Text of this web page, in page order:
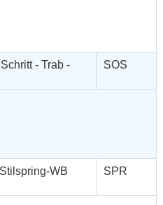
- Trab -
SOS
WB
SPR